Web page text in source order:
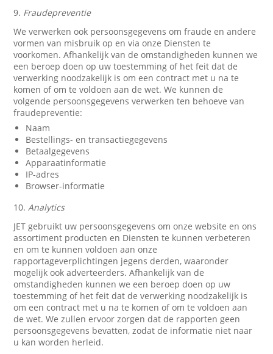
9. Fraudepreventie
We verwerken ook persoonsgegevens om fraude en andere
vormen van misbruik op en via onze Diensten te
voorkomen. Afhankelijk van de omstandigheden kunnen we
een beroep doen op uw toestemming of het feit dat de
verwerking noodzakelijk is om een contract met u na te
komen of om te voldoen aan de wet. We kunnen de
volgende persoonsgegevens verwerken ten behoeve van
fraudepreventie:
Naam
Bestellings- en transactiegegevens
Betaalgegevens
Apparaatinformatie
IP-adres
Browser-informatie
10.Analytics
JET gebruikt uw persoonsgegevens om onze website en ons
assortiment producten en Diensten te kunnen verbeteren
en om te kunnen voldoen aan onze
rapportageverplichtingen jegens derden, waaronder
mogelijk ook adverteerders. Afhankelijk van de
omstandigheden kunnen we een beroep doen op uw
toestemming of het feit dat de verwerking noodzakelijk is
om een contract met u na te komen of om te voldoen aan
de wet. We zullen ervoor zorgen dat de rapporten geen
persoonsgegevens bevatten, zodat de informatie niet naar
u kan worden herleid.